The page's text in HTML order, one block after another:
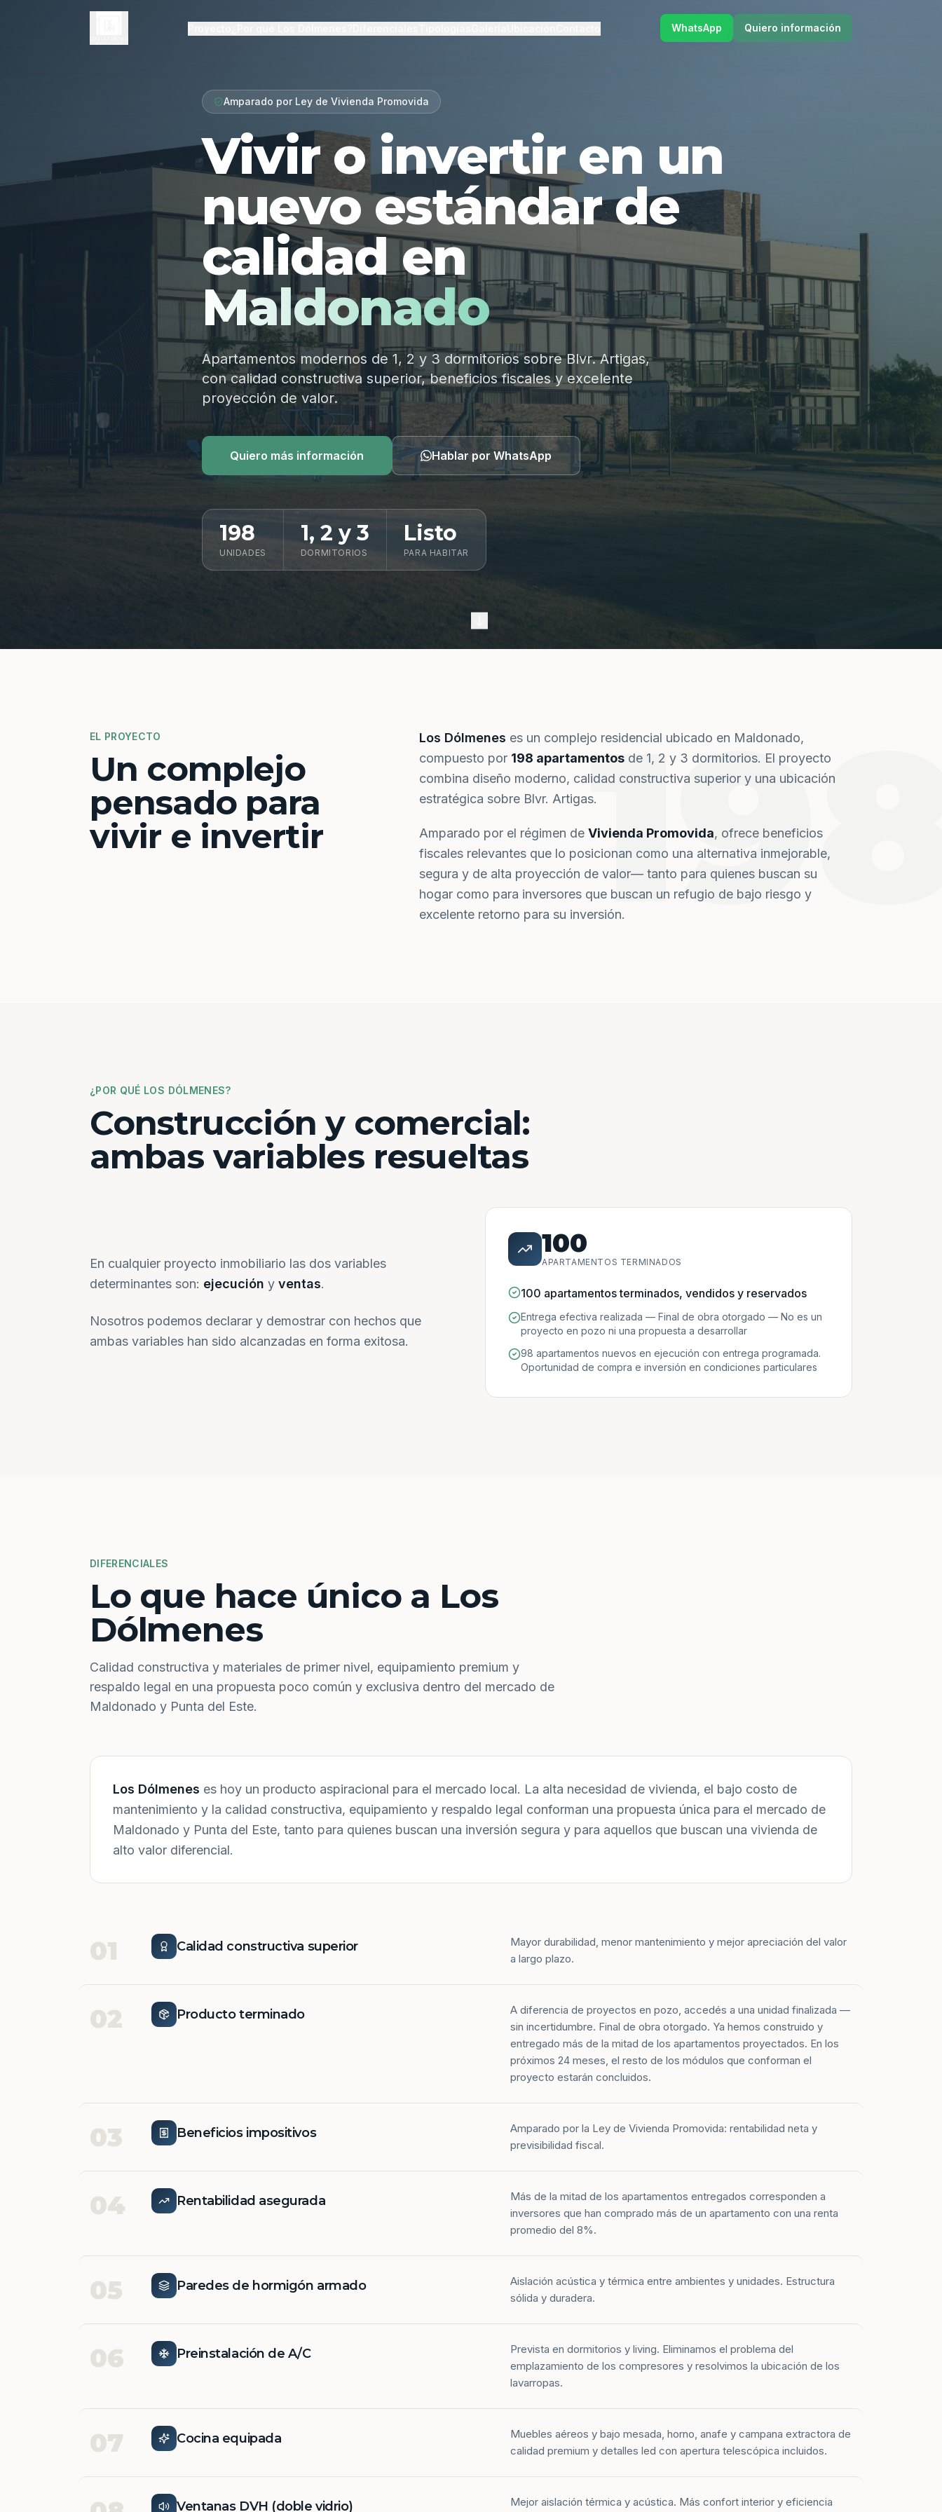
WhatsApp Quiero información
Amparado por Ley de Vivienda Promovida
Vivir o invertir en un
nuevo estándar de
calidad en
Maldonado
Apartamentos modernos de 1, 2 y 3 dormitorios sobre Blvr. Artigas,
con calidad constructiva superior, beneficios fiscales y excelente
proyección de valor.
Quiero más información Hablar por WhatsApp
198
UNIDADES
1, 2 y 3
DORMITORIOS
Listo
PARA HABITAR
EL PROYECTO
Un complejo
pensado para
vivir e invertir
Los Dólmenes es un complejo residencial ubicado en Maldonado,
compuesto por 198 apartamentos de 1, 2 y 3 dormitorios. El proyecto
combina diseño moderno, calidad constructiva superior y una ubicación
estratégica sobre Blvr. Artigas.
Amparado por el régimen de Vivienda Promovida, ofrece beneficios
fiscales relevantes que lo posicionan como una alternativa inmejorable,
segura y de alta proyección de valor— tanto para quienes buscan su
hogar como para inversores que buscan un refugio de bajo riesgo y
excelente retorno para su inversión.
¿POR QUÉ LOS DÓLMENES?
Construcción y comercial:
ambas variables resueltas
En cualquier proyecto inmobiliario las dos variables
determinantes son: ejecución y ventas.
Nosotros podemos declarar y demostrar con hechos que
ambas variables han sido alcanzadas en forma exitosa.
100
APARTAMENTOS TERMINADOS
100 apartamentos terminados, vendidos y reservados
Entrega efectiva realizada — Final de obra otorgado — No es un
proyecto en pozo ni una propuesta a desarrollar
98 apartamentos nuevos en ejecución con entrega programada.
Oportunidad de compra e inversión en condiciones particulares
DIFERENCIALES
Lo que hace único a Los
Dólmenes
Calidad constructiva y materiales de primer nivel, equipamiento premium y
respaldo legal en una propuesta poco común y exclusiva dentro del mercado de
Maldonado y Punta del Este.
Los Dólmenes es hoy un producto aspiracional para el mercado local. La alta necesidad de vivienda, el bajo costo de
mantenimiento y la calidad constructiva, equipamiento y respaldo legal conforman una propuesta única para el mercado de
Maldonado y Punta del Este, tanto para quienes buscan una inversión segura y para aquellos que buscan una vivienda de
alto valor diferencial.
01 Calidad constructiva superior
Mayor durabilidad, menor mantenimiento y mejor apreciación del valor
a largo plazo.
02 Producto terminado
A diferencia de proyectos en pozo, accedés a una unidad finalizada —
sin incertidumbre. Final de obra otorgado. Ya hemos construido y
entregado más de la mitad de los apartamentos proyectados. En los
próximos 24 meses, el resto de los módulos que conforman el
proyecto estarán concluidos.
03 Beneficios impositivos
Amparado por la Ley de Vivienda Promovida: rentabilidad neta y
previsibilidad fiscal.
04 Rentabilidad asegurada
Más de la mitad de los apartamentos entregados corresponden a
inversores que han comprado más de un apartamento con una renta
promedio del 8%.
05 Paredes de hormigón armado
Aislación acústica y térmica entre ambientes y unidades. Estructura
sólida y duradera.
06 Preinstalación de A/C
Prevista en dormitorios y living. Eliminamos el problema del
emplazamiento de los compresores y resolvimos la ubicación de los
lavarropas.
07 Cocina equipada
Muebles aéreos y bajo mesada, horno, anafe y campana extractora de
calidad premium y detalles led con apertura telescópica incluidos.
Ventanas DVH (doble vidrio) Mejor aislación térmica y acústica. Más confort interior y eficiencia